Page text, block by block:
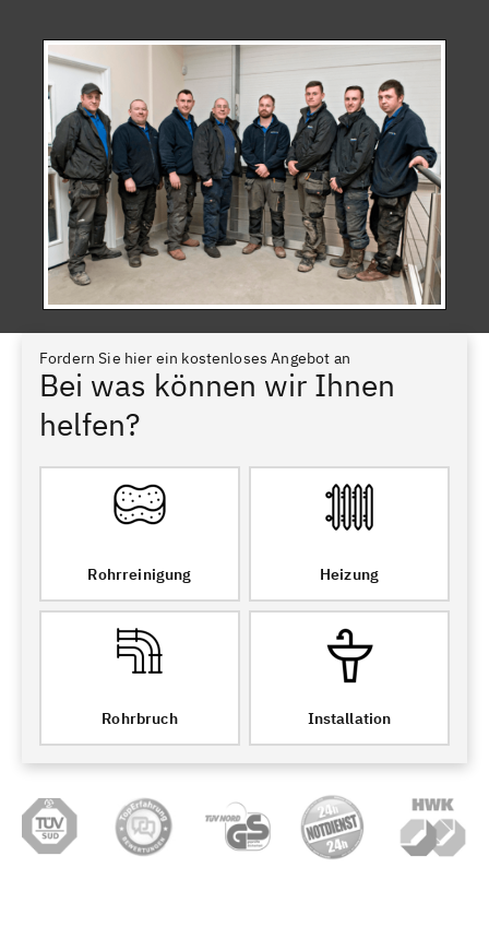
Fordern Sie hier ein kostenloses Angebot an
Bei was können wir Ihnen
helfen?
Rohrreinigung Heizung
Rohrbruch Installation